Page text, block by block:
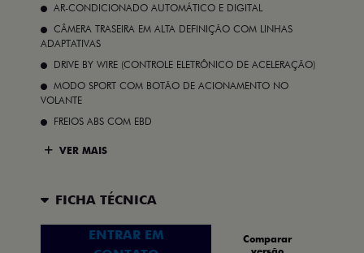
AR-CONDICIONADO AUTOMÁTICO E DIGITAL
CÂMERA TRASEIRA EM ALTA DEFINIÇÃO COM LINHAS
ADAPTATIVAS
DRIVE BY WIRE (CONTROLE ELETRÔNICO DE ACELERAÇÃO)
MODO SPORT COM BOTÃO DE ACIONAMENTO NO
VOLANTE
FREIOS ABS COM EBD
VER MAIS
FICHA TÉCNICA
ENTRAR EM
Comparar